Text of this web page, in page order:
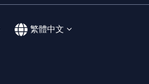
繁體中文